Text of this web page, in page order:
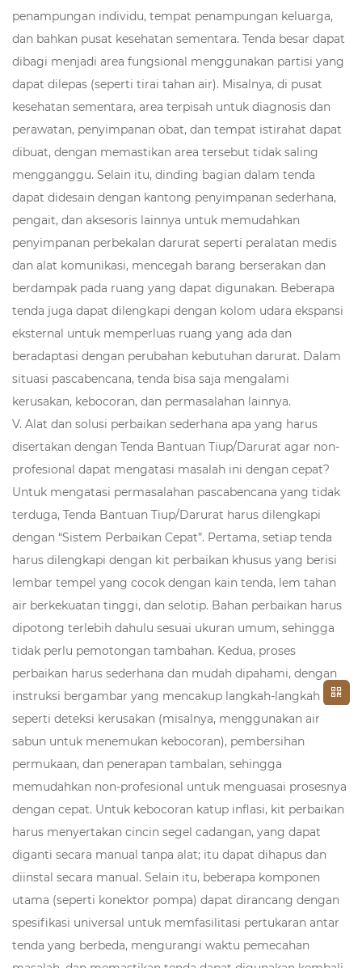
penampungan individu, tempat penampungan keluarga,
dan bahkan pusat kesehatan sementara. Tenda besar dapat
dibagi menjadi area fungsional menggunakan partisi yang
dapat dilepas (seperti tirai tahan air). Misalnya, di pusat
kesehatan sementara, area terpisah untuk diagnosis dan
perawatan, penyimpanan obat, dan tempat istirahat dapat
dibuat, dengan memastikan area tersebut tidak saling
mengganggu. Selain itu, dinding bagian dalam tenda
dapat didesain dengan kantong penyimpanan sederhana,
pengait, dan aksesoris lainnya untuk memudahkan
penyimpanan perbekalan darurat seperti peralatan medis
dan alat komunikasi, mencegah barang berserakan dan
berdampak pada ruang yang dapat digunakan. Beberapa
tenda juga dapat dilengkapi dengan kolom udara ekspansi
eksternal untuk memperluas ruang yang ada dan
beradaptasi dengan perubahan kebutuhan darurat. Dalam
situasi pascabencana, tenda bisa saja mengalami
kerusakan, kebocoran, dan permasalahan lainnya.
V. Alat dan solusi perbaikan sederhana apa yang harus
disertakan dengan Tenda Bantuan Tiup/Darurat agar non-
profesional dapat mengatasi masalah ini dengan cepat?
Untuk mengatasi permasalahan pascabencana yang tidak
terduga, Tenda Bantuan Tiup/Darurat harus dilengkapi
dengan “Sistem Perbaikan Cepat”. Pertama, setiap tenda
harus dilengkapi dengan kit perbaikan khusus yang berisi
lembar tempel yang cocok dengan kain tenda, lem tahan
air berkekuatan tinggi, dan selotip. Bahan perbaikan harus
dipotong terlebih dahulu sesuai ukuran umum, sehingga
tidak perlu pemotongan tambahan. Kedua, proses
perbaikan harus sederhana dan mudah dipahami, dengan
instruksi bergambar yang mencakup langkah-langkah
seperti deteksi kerusakan (misalnya, menggunakan air
sabun untuk menemukan kebocoran), pembersihan
permukaan, dan penerapan tambalan, sehingga
memudahkan non-profesional untuk menguasai prosesnya
dengan cepat. Untuk kebocoran katup inflasi, kit perbaikan
harus menyertakan cincin segel cadangan, yang dapat
diganti secara manual tanpa alat; itu dapat dihapus dan
diinstal secara manual. Selain itu, beberapa komponen
utama (seperti konektor pompa) dapat dirancang dengan
spesifikasi universal untuk memfasilitasi pertukaran antar
tenda yang berbeda, mengurangi waktu pemecahan